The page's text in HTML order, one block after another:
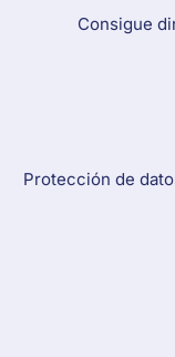
Consigue
Protección de